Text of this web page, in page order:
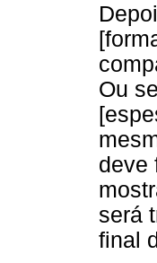
Ou
deve
será
final